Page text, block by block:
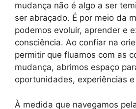
mudança não é algo a ser
ser abraçado. É por meio da
podemos evoluir, aprender e
consciência. Ao confiar na
permitir que fluamos com as
mudança, abrimos espaço
oportunidades, experiências
À medida que navegamos